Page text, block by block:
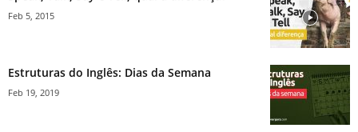
Feb 5, 2015
Estruturas do Inglês: Dias da Semana
Feb 19, 2019